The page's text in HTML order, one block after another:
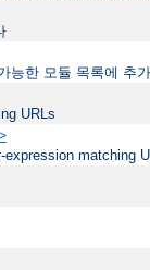
능한 모듈 목록에 추
URLs
matching